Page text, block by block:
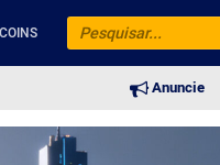
Anuncie